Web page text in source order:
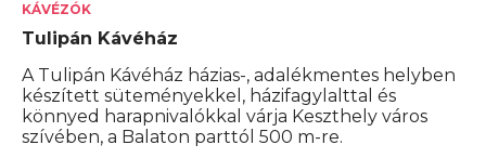
KÁVÉZÓK
Tulipán Kávéház
A Tulipán Kávéház házias-, adalékmentes helyben
készített süteményekkel, házifagylalttal és
könnyed harapnivalókkal várja Keszthely város
szívében, a Balaton parttól 500 m-re.